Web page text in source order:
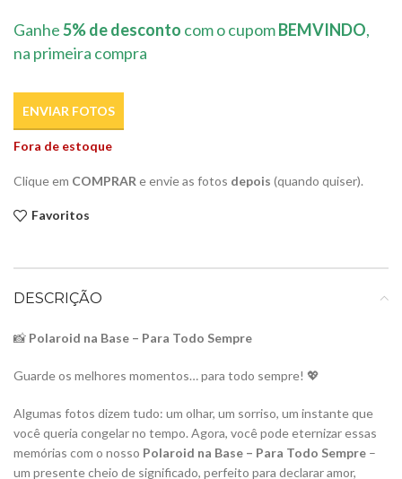
Ganhe5% de desconto com o cupomBEMVINDO,
na primeira compra
ENVIAR FOTOS
Fora de estoque
Clique em COMPRAR e envie as fotos depois (quando quiser).
Favoritos
DESCRIÇÃO
📸 Polaroid na Base – Para Todo Sempre
Guarde os melhores momentos… para todo sempre! 💖
Algumas fotos dizem tudo: um olhar, um sorriso, um instante que
você queria congelar no tempo. Agora, você pode eternizar essas
memórias com o nosso Polaroid na Base – Para Todo Sempre –
um presente cheio de significado, perfeito para declarar amor,